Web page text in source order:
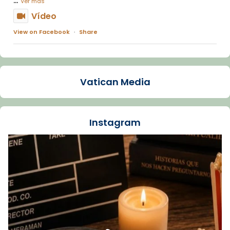
Vídeo
View on Facebook · Share
Arquebisbat de Barcelona
La Carmina va patir depressió. Fa gairebé
dos mesos, a l'Estadi Lluís Companys, la
Recupera l'entrevista comp
Vatican
tican News 👇
www.vaticannews.va/es/iglesia/news/2026-
07/carmina-historia-depresion-papa-viaje-
espana-testimoni...
Foto
Vatican Media
Instagram